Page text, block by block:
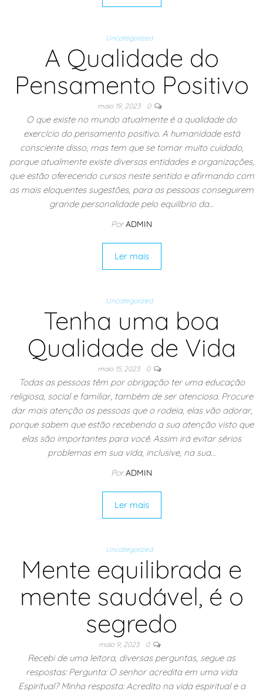
Uncategorized
A Qualidade do
Pensamento Positivo
maio 19, 2023 0
O que existe no mundo atualmente é a qualidade do
exercício do pensamento positivo. A humanidade está
consciente disso, mas tem que se tomar muito cuidado,
porque atualmente existe diversas entidades e organizações,
que estão oferecendo cursos neste sentido e afirmando com
as mais eloquentes sugestões, para as pessoas conseguirem
grande personalidade pelo equilíbrio da…
Por ADMIN
Ler mais
Uncategorized
Tenha uma boa
Qualidade de Vida
maio 15, 2023 0
Todas as pessoas têm por obrigação ter uma educação
religiosa, social e familiar, também de ser atenciosa. Procure
dar mais atenção as pessoas que o rodeia, elas vão adorar,
porque sabem que estão recebendo a sua atenção visto que
elas são importantes para você. Assim irá evitar sérios
problemas em sua vida, inclusive, na sua…
Por ADMIN
Ler mais
Uncategorized
Mente equilibrada e
mente saudável, é o
segredo
maio 9, 2023 0
Recebi de uma leitora, diversas perguntas, segue as
respostas: Pergunta: O senhor acredita em uma vida
Espiritual? Minha resposta: Acredito na vida espiritual e a